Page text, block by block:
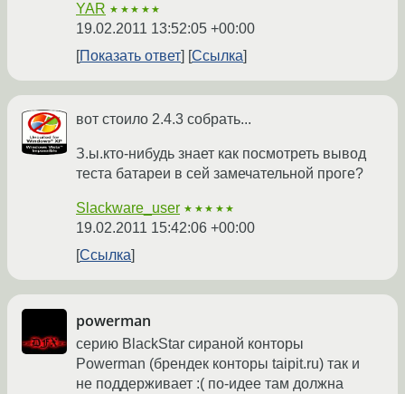
YAR ★★★★★
19.02.2011 13:52:05 +00:00
Показать ответ
Ссылка
вот стоило 2.4.3 собрать...
З.ы.кто-нибудь знает как посмотреть вывод
теста батареи в сей замечательной проге?
Slackware_user ★★★★★
19.02.2011 15:42:06 +00:00
Ссылка
powerman
серию BlackStar сираной конторы
Powerman (брендек конторы taipit.ru) так и
не поддерживает :( по-идее там должна